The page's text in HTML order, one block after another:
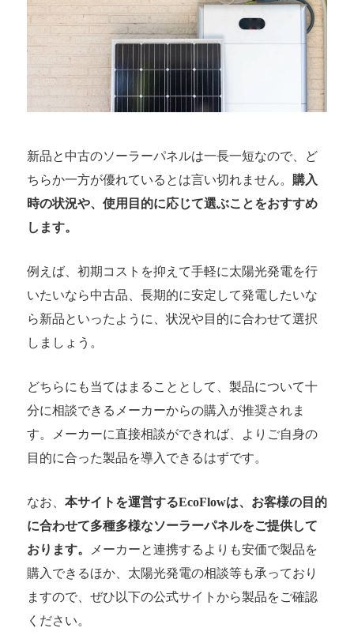
新品と中古のソーラーパネルは一長一短なので、ど
ちらか一方が優れているとは言い切れません。 購入
時の状況や、使用目的に応じて選ぶことをおすすめ
します。
例えば、初期コストを抑えて手軽に太陽光発電を行
いたいなら中古品、長期的に安定して発電したいな
ら新品といったように、状況や目的に合わせて選択
しましょう。
どちらにも当てはまることとして、製品について十
分に相談できるメーカーからの購入が推奨されま
す。メーカーに直接相談ができれば、よりご自身の
目的に合った製品を導入できるはずです。
なお、 本サイトを運営するEcoFlowは、お客様の目的
に合わせて多種多様なソーラーパネルをご提供して
おります。
メーカーと連携するよりも安価で製品を
購入できるほか、太陽光発電の相談等も承っており
ますので、ぜひ以下の公式サイトから製品をご確認
ください。